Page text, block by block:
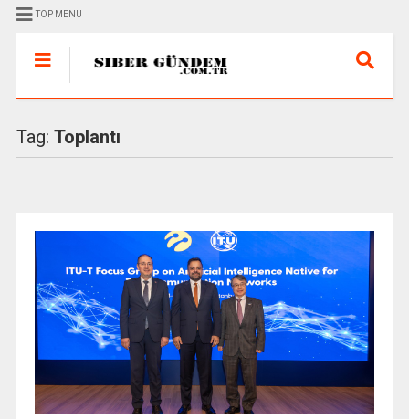
TOP MENU
Tag: Toplantı